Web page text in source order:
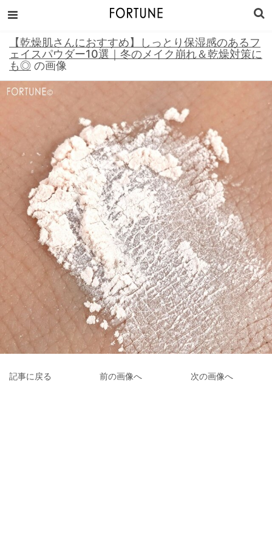
【乾燥肌さんにおすすめ】しっとり保湿感のあるフ
ェイスパウダー10選｜冬のメイク崩れ＆乾燥対策に
も◎ の画像
記事に戻る 前の画像へ 次の画像へ